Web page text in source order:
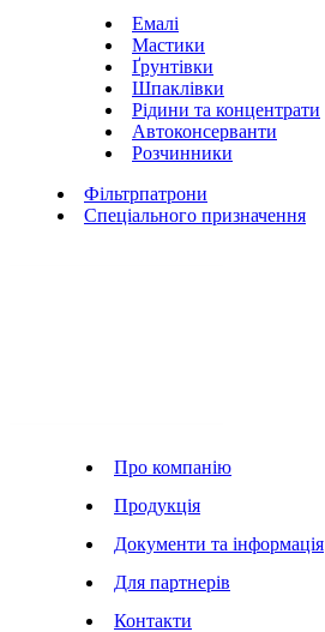
Емалі
Мастики
Ґрунтівки
Шпаклівки
Рідини та концентрати
Автоконсерванти
Розчинники
Фільтрпатрони
Спеціального призначення
Про компанію
Продукція
Документи та інформація
Для партнерів
Контакти